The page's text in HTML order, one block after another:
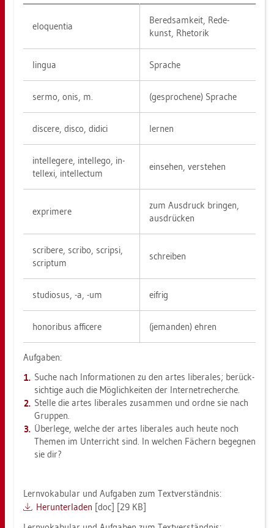
elo­quen­tia
Be­red­sam­keit, Re­de­
kunst, Rhe­to­rik
lin­gua Spra­che
sermo, onis, m. (ge­spro­che­ne) Spra­che
dis­ce­re, disco, di­di­ci ler­nen
in­tel­le­ge­re, in­tel­le­go, in­
tel­le­xi, in­tel­lec­tum
ein­se­hen, ver­ste­hen
ex­pri­me­re
zum Aus­druck brin­gen,
aus­drü­cken
scri­be­re, scri­bo, scrip­si,
scrip­tum
schrei­ben
stu­dio­sus, -a, -um eif­rig
ho­no­ri­bus af­fi­ce­re (je­man­den) ehren
Auf­ga­ben:
Suche nach In­for­ma­tio­nen zu den artes li­be­ra­les; be­rück­
sich­ti­ge auch die Mög­lich­kei­ten der In­ter­net­re­cher­che.
Stel­le die artes li­be­ra­les zu­sam­men und ordne sie nach
Grup­pen.
Über­le­ge, wel­che der artes li­be­ra­les auch heute noch
The­men im Un­ter­richt sind. In wel­chen Fä­chern be­geg­nen
sie dir?
Lern­vo­ka­bu­lar und Auf­ga­ben zum Text­ver­ständ­nis:
Her­un­ter­la­den [doc] [29 KB]